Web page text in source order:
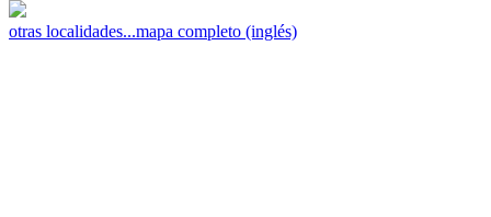
otras localidades...mapa completo (inglés)